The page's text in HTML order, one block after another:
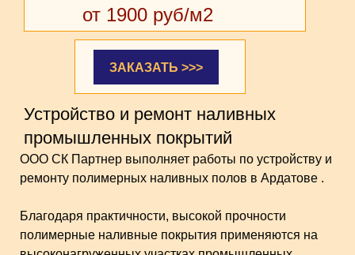
ООО СК Партнер выполняет работы по устройству и
ремонту полимерных наливных полов в Ардатове .
Благодаря практичности, высокой прочности
полимерные наливные покрытия применяются на
Устройство и ремонт наливных
промышленных покрытий
от 1900 руб/м2
ЗАКАЗАТЬ >>>